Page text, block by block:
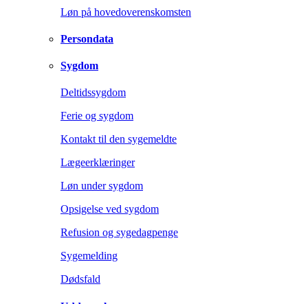
Løn på hovedoverenskomsten
Persondata
Sygdom
Deltidssygdom
Ferie og sygdom
Kontakt til den sygemeldte
Lægeerklæringer
Løn under sygdom
Opsigelse ved sygdom
Refusion og sygedagpenge
Sygemelding
Dødsfald